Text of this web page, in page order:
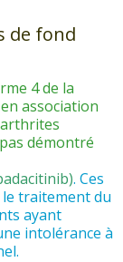
de fond
4 de la
association
démontré
. Ces
traitement du
ayant
intolérance à